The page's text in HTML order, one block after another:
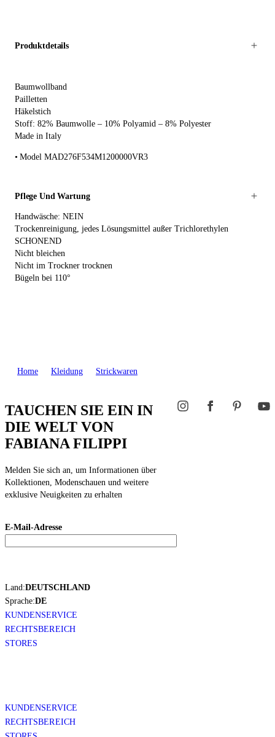
Produktdetails
Baumwollband
Pailletten
Häkelstich
Stoff: 82% Baumwolle – 10% Polyamid – 8% Polyester
Made in Italy
Model MAD276F534M1200000VR3
Pflege Und Wartung
Handwäsche: NEIN
Trockenreinigung, jedes Lösungsmittel außer Trichlorethylen
SCHONEND
Nicht bleichen
Nicht im Trockner trocknen
Bügeln bei 110°
Home Kleidung Strickwaren
TAUCHEN SIE EIN IN
DIE WELT VON
FABIANA FILIPPI
Melden Sie sich an, um Informationen über
Kollektionen, Modenschauen und weitere
exklusive Neuigkeiten zu erhalten
E-Mail-Adresse
Land:DEUTSCHLAND
Sprache:DE
KUNDENSERVICE
RECHTSBEREICH
STORES
KUNDENSERVICE
RECHTSBEREICH